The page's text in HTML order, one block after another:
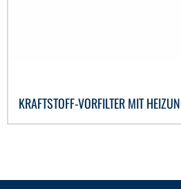
KRAFTSTOFF-VORFILTER MIT